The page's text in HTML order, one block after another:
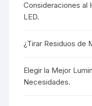
Consideraciones al
LED.
¿Tirar Residuos de
Elegir la Mejor
Necesidades.